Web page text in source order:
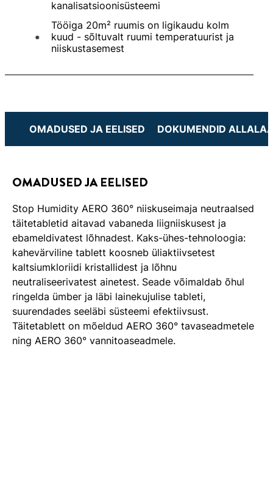
kanalisatsioonisüsteemi
Tööiga 20m² ruumis on ligikaudu kolm
kuud - sõltuvalt ruumi temperatuurist ja
niiskustasemest
OMADUSED JA EELISED DOKUMENDID
OMADUSED JA EELISED
Stop Humidity AERO 360° niiskuseimaja neutraalsed
täitetabletid aitavad vabaneda liigniiskusest ja
ebameldivatest lõhnadest. Kaks-ühes-tehnoloogia:
kahevärviline tablett koosneb üliaktiivsetest
kaltsiumkloriidi kristallidest ja lõhnu
neutraliseerivatest ainetest. Seade võimaldab õhul
ringelda ümber ja läbi lainekujulise tableti,
suurendades seeläbi süsteemi efektiivsust.
Täitetablett on mõeldud AERO 360° tavaseadmetele
ning AERO 360° vannitoaseadmele.